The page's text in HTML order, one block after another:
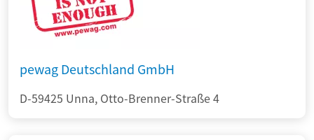
pewag Deutschland GmbH
D-59425 Unna, Otto-Brenner-Straße 4